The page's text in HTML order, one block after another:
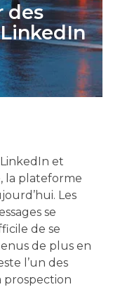
des
et
la plateforme
Les
se
de se
de plus en
l’un des
prospection